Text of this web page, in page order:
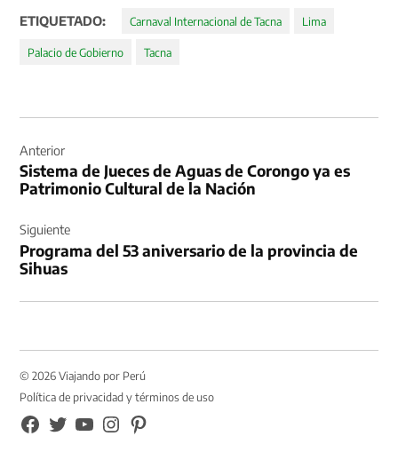
ETIQUETADO: Carnaval Internacional de Tacna Lima
Palacio de Gobierno Tacna
de
entradas
Anterior
Sistema de Jueces de Aguas de Corongo ya es
Patrimonio Cultural de la Nación
Siguiente
Programa del 53 aniversario de la provincia de
Sihuas
© 2026 Viajando por Perú
Política de privacidad y términos de uso
FB
TW YouTubeInstagramPinterest